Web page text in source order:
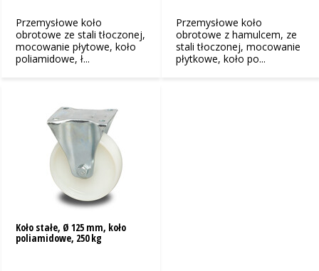
Przemysłowe koło
obrotowe ze stali tłoczonej,
mocowanie płytowe, koło
poliamidowe, ł...
Przemysłowe koło
obrotowe z hamulcem, ze
stali tłoczonej, mocowanie
płytkowe, koło po...
Koło stałe, Ø 125 mm, koło
poliamidowe, 250 kg